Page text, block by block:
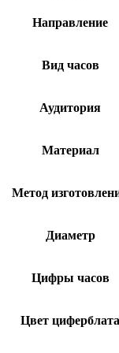
Направление
Вид часов
Аудитория
Материал
Метод
Диаметр
Цифры часов
Цвет циферблата